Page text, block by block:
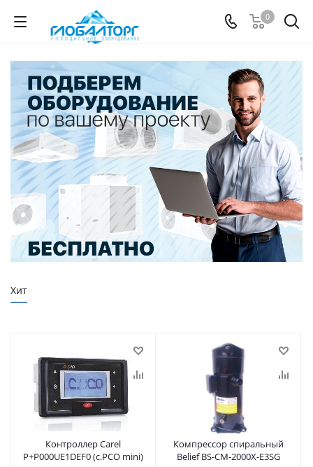
0
Хит
Контроллер Carel
P+P000UE1DEF0 (c.PCO mini)
Компрессор спиральный
Belief BS-CM-2000X-E3SG